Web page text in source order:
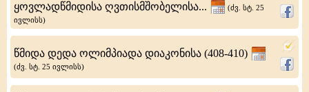
მათთან
კვადრატი,
აკაკი
ყოვლადწმიდისა ღვთისმშობელისა...
(ძვ. სტ. 25
ივლისს)
წმიდა დედა ოლიმპიადა დიაკონისა (408-410)
(ძვ. სტ. 25 ივლისს)